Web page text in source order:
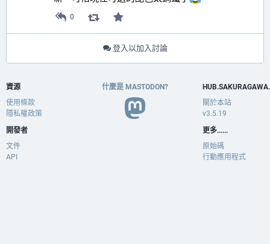
0
登入以加入討論
資源
使用條款
隱私權政策
開發者
文件
API
什麼是 MASTODON?
關於本站
v3.5.19
更多......
原始碼
行動應用程式